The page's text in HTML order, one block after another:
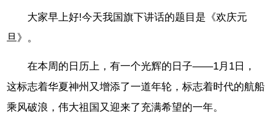
大家早上好!今天我国旗下讲话的题目是《欢庆元
旦》。
在本周的日历上，有一个光辉的日子——1月1日，
这标志着华夏神州又增添了一道年轮，标志着时代的航船
乘风破浪，伟大祖国又迎来了充满希望的一年。